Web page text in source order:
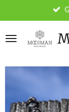
direct
naar